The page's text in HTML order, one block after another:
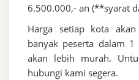
6.500.000,- an (**syarat
Harga setiap kota
banyak peserta dalam
akan lebih murah.
hubungi kami segera.